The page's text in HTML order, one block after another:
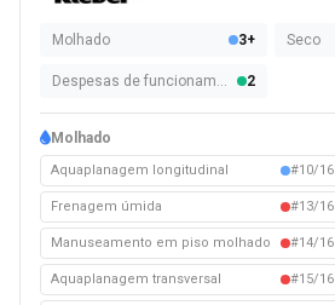
Molhado 3+ Seco
Despesas de funcionamento 2
Molhado
Aquaplanagem longitudinal #10/16
Frenagem úmida #13/16
Manuseamento em piso molhado #14/16
Aquaplanagem transversal #15/16